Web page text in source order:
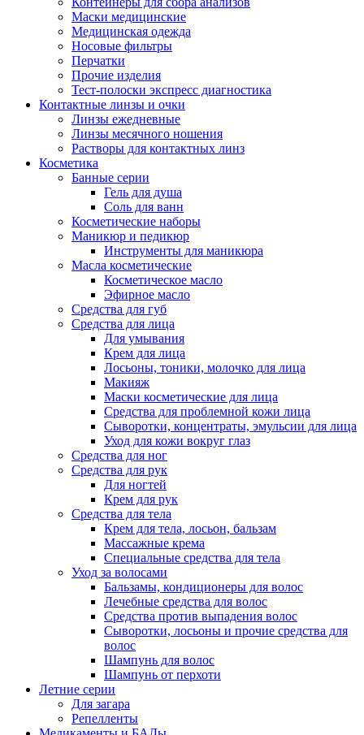
Маски медицинские
Медицинская одежда
Носовые фильтры
Перчатки
Прочие изделия
Тест-полоски экспресс диагностика
Контактные линзы и очки
Линзы ежедневные
Линзы месячного ношения
Растворы для контактных линз
Косметика
Банные серии
Гель для душа
Соль для ванн
Косметические наборы
Маникюр и педикюр
Инструменты для маникюра
Масла косметические
Косметическое масло
Эфирное масло
Средства для губ
Средства для лица
Для умывания
Крем для лица
Лосьоны, тоники, молочко для лица
Макияж
Маски косметические для лица
Средства для проблемной кожи лица
Сыворотки, концентраты, эмульсии для лица
Уход для кожи вокруг глаз
Средства для ног
Средства для рук
Для ногтей
Крем для рук
Средства для тела
Крем для тела, лосьон, бальзам
Массажные крема
Специальные средства для тела
Уход за волосами
Бальзамы, кондиционеры для волос
Лечебные средства для волос
Средства против выпадения волос
Сыворотки, лосьоны и прочие средства для
волос
Шампунь для волос
Шампунь от перхоти
Летние серии
Для загара
Репелленты